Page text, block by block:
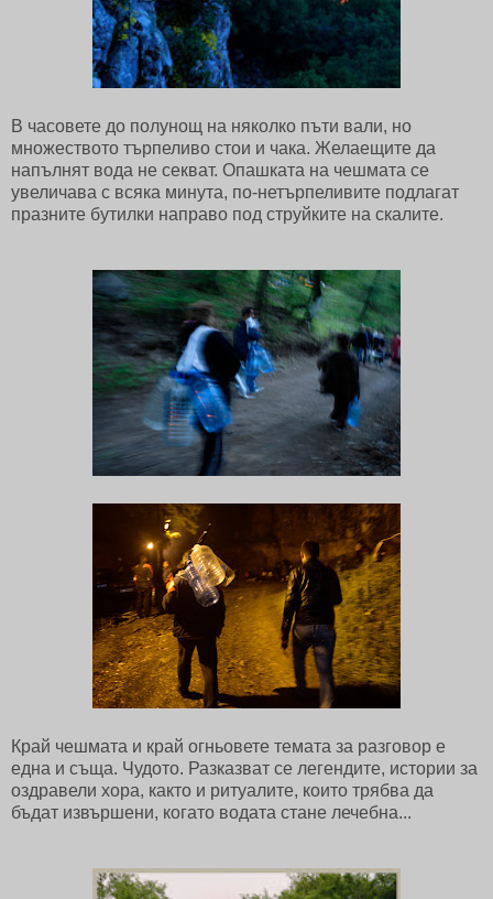
В часовете до полунощ на няколко пъти вали, но
множеството търпеливо стои и чака. Желаещите да
напълнят вода не секват. Опашката на чешмата се
увеличава с всяка минута, по-нетърпеливите подлагат
празните бутилки направо под струйките на скалите.
Край чешмата и край огньовете темата за разговор е
една и съща. Чудото. Разказват се легендите, истории за
оздравели хора, както и ритуалите, които трябва да
бъдат извършени, когато водата стане лечебна...